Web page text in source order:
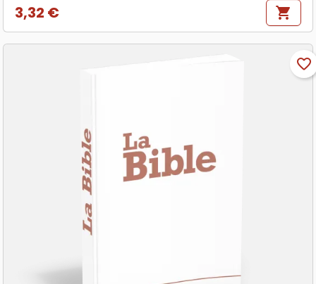
Prix
3,32 € shopping_cart
favorite_border